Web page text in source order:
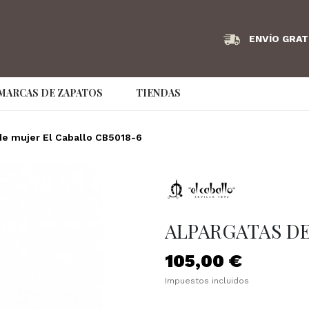
ENVÍO
DE ZAPATOS
Bikkembergs
TIENDAS
mujer El Caballo CB5018-6
ALPARGATAS
105,00 €
Impuestos incluidos